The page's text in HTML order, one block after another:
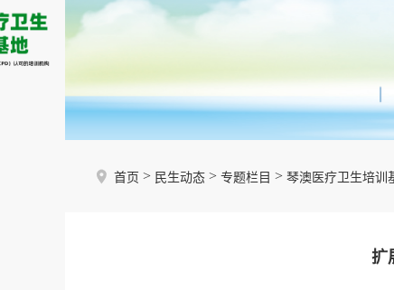
首页 > 民生动态 > 专题栏目 > 琴澳医疗卫生培训
扩